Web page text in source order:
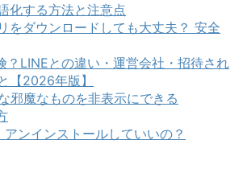
化する方法と注意点
をダウンロードしても大丈夫？ 安全
？LINEとの違い・運営会社・招待され
【2026年版】
邪魔なものを非表示にできる
ンインストールしていいの？